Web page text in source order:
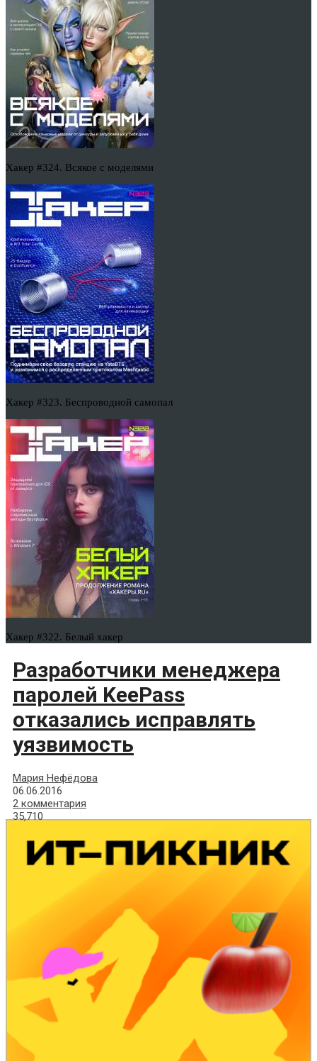
Хакер #324. Всякое с моделями
Хакер #323. Беспроводной самопал
Хакер #322. Белый хакер
Разработчики менеджера
паролей KeePass
отказались исправлять
уязвимость
Мария Нефёдова
06.06.2016
2 комментария
35,710